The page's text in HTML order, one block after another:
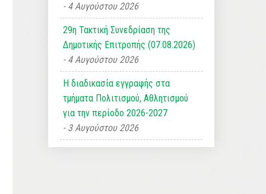
4 Αυγούστου 2026
29η Τακτική Συνεδρίαση της
Δημοτικής Επιτροπής (07.08.2026)
4 Αυγούστου 2026
Η διαδικασία εγγραφής στα
τμήματα Πολιτισμού, Αθλητισμού
για την περίοδο 2026-2027
3 Αυγούστου 2026